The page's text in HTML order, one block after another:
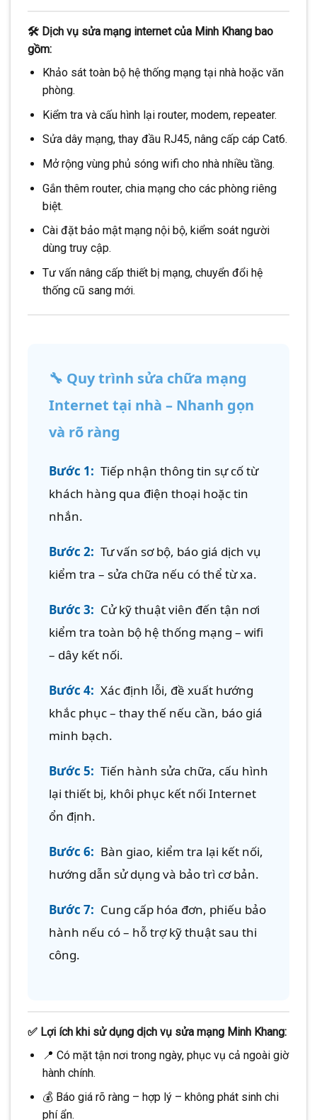
🛠 Dịch vụ sửa mạng internet của Minh Khang bao
gồm:
Khảo sát toàn bộ hệ thống mạng tại nhà hoặc văn
phòng.
Kiểm tra và cấu hình lại router, modem, repeater.
Sửa dây mạng, thay đầu RJ45, nâng cấp cáp Cat6.
Mở rộng vùng phủ sóng wifi cho nhà nhiều tầng.
Gắn thêm router, chia mạng cho các phòng riêng
biệt.
Cài đặt bảo mật mạng nội bộ, kiểm soát người
dùng truy cập.
Tư vấn nâng cấp thiết bị mạng, chuyển đổi hệ
thống cũ sang mới.
🔧 Quy trình sửa chữa mạng
Internet tại nhà – Nhanh gọn
và rõ ràng
Bước 1: Tiếp nhận thông tin sự cố từ
khách hàng qua điện thoại hoặc tin
nhắn.
Bước 2: Tư vấn sơ bộ, báo giá dịch vụ
kiểm tra – sửa chữa nếu có thể từ xa.
Bước 3: Cử kỹ thuật viên đến tận nơi
kiểm tra toàn bộ hệ thống mạng – wifi
– dây kết nối.
Bước 4: Xác định lỗi, đề xuất hướng
khắc phục – thay thế nếu cần, báo giá
minh bạch.
Bước 5: Tiến hành sửa chữa, cấu hình
lại thiết bị, khôi phục kết nối Internet
ổn định.
Bước 6: Bàn giao, kiểm tra lại kết nối,
hướng dẫn sử dụng và bảo trì cơ bản.
Bước 7: Cung cấp hóa đơn, phiếu bảo
hành nếu có – hỗ trợ kỹ thuật sau thi
công.
✅ Lợi ích khi sử dụng dịch vụ sửa mạng Minh Khang:
📍 Có mặt tận nơi trong ngày, phục vụ cả ngoài giờ
hành chính.
💰 Báo giá rõ ràng – hợp lý – không phát sinh chi
phí ẩn.